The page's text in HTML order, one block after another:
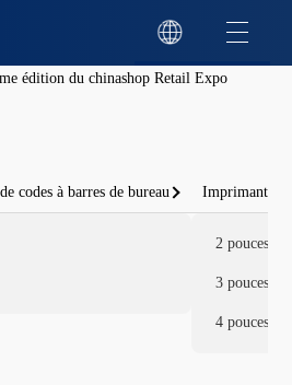
édition du chinashop Retail Expo
codes à barres de bureau Imprimante
2 pouces
3 pouces
4 pouces